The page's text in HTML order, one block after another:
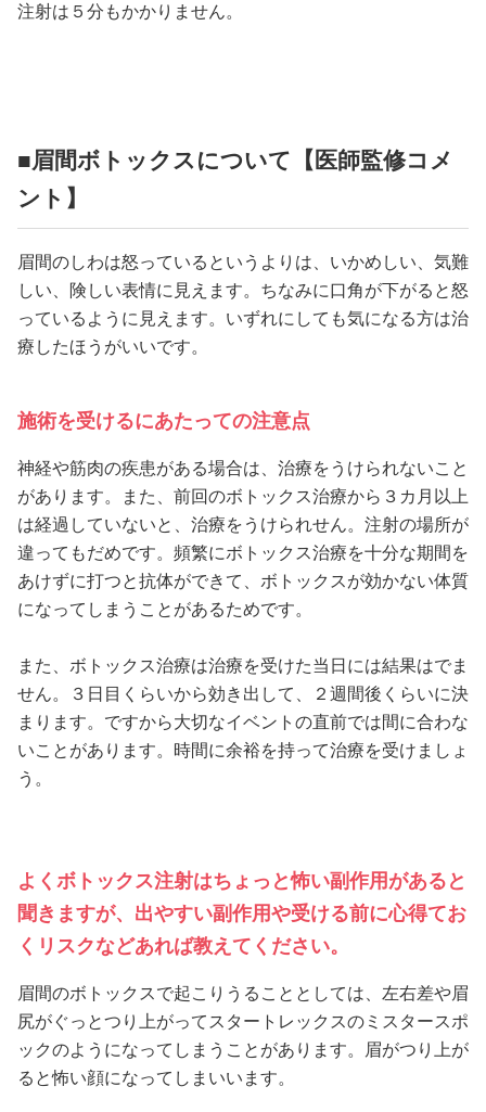
注射は５分もかかりません。
■眉間ボトックスについて【医師監修コメ
ント】
眉間のしわは怒っているというよりは、いかめしい、気難
しい、険しい表情に見えます。ちなみに口角が下がると怒
っているように見えます。いずれにしても気になる方は治
療したほうがいいです。
施術を受けるにあたっての注意点
神経や筋肉の疾患がある場合は、治療をうけられないこと
があります。また、前回のボトックス治療から３カ月以上
は経過していないと、治療をうけられせん。注射の場所が
違ってもだめです。頻繁にボトックス治療を十分な期間を
あけずに打つと抗体ができて、ボトックスが効かない体質
になってしまうことがあるためです。
また、ボトックス治療は治療を受けた当日には結果はでま
せん。３日目くらいから効き出して、２週間後くらいに決
まります。ですから大切なイベントの直前では間に合わな
いことがあります。時間に余裕を持って治療を受けましょ
う。
よくボトックス注射はちょっと怖い副作用があると
聞きますが、出やすい副作用や受ける前に心得てお
くリスクなどあれば教えてください。
眉間のボトックスで起こりうることとしては、左右差や眉
尻がぐっとつり上がってスタートレックスのミスタースポ
ックのようになってしまうことがあります。眉がつり上が
ると怖い顔になってしまいいます。